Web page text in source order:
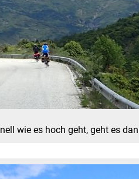
wie es hoch geht, geht es